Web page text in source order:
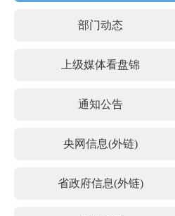
部门动态
上级媒体看盘锦
通知公告
央网信息(外链)
省政府信息(外链)